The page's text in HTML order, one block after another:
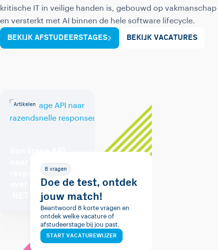
kritische IT in veilige handen is, gebouwd op vakmanschap
en versterkt met AI binnen de hele software lifecycle.
BEKIJK AFSTUDEERSTAGES BEKIJK VACATURES
Artikelen
naar razendsnelle
responses: Alles
over caching in
8 vragen
Doe de test, ontdek
jouw match!
Beantwoord 8 korte vragen en
ontdek welke vacature of
afstudeerstage bij jou past.
START VACATUREWIJZER